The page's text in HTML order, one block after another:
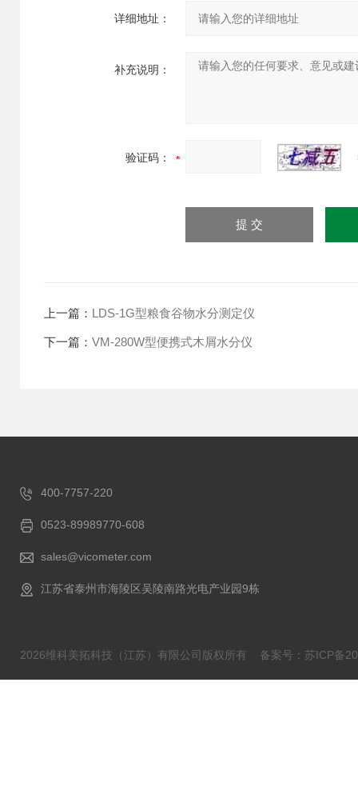
详细地址：
补充说明：
验证码：
上一篇： LDS-1G型粮食谷物水分测定仪
下一篇： VM-280W型便携式木屑水分仪
400-7757-220
0523-89989770-608
sales@vicometer.com
江苏省泰州市海陵区吴陵南路光电产业园9栋
2026维科美拓科技（江苏）有限公司版权所有 备案号：苏ICP备